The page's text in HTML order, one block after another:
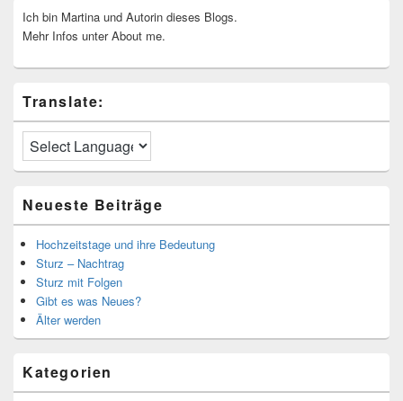
Ich bin Martina und Autorin dieses Blogs.
Mehr Infos unter About me.
Translate:
Neueste Beiträge
Hochzeitstage und ihre Bedeutung
Sturz – Nachtrag
Sturz mit Folgen
Gibt es was Neues?
Älter werden
Kategorien